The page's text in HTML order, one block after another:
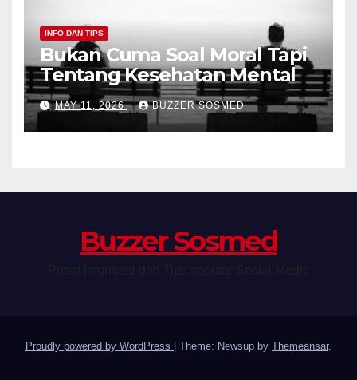
INFO DAN TIPS
Bukan Cuma Soal Moral Tapi
Tentang Kesehatan Mental
MAY 11, 2026 BUZZER SOSMED
Buzzer Sosmed
Proudly powered by WordPress Theme: Newsup by Themeansar.